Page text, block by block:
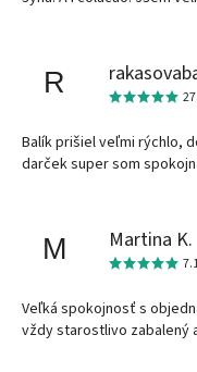
R
Balík prišiel veľmi rýchlo,
darček super som
M Martina K.
Veľká spokojnosť s
vždy starostlivo zabalený